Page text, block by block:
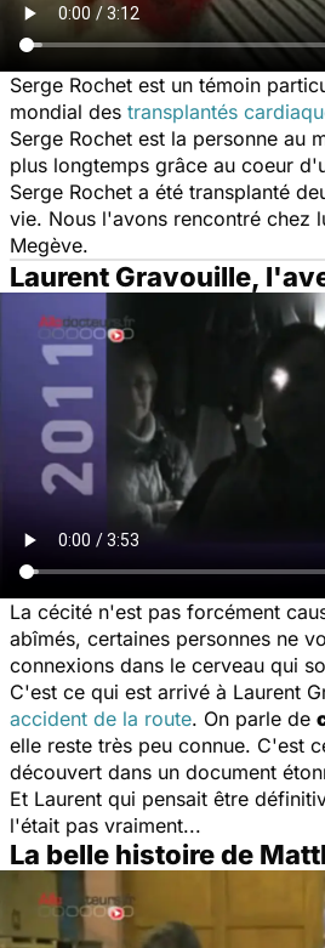
Serge Rochet est un témoin
mondial des transplantés
Serge Rochet est la personne au
plus longtemps grâce au coeur
Serge Rochet a été transplanté
vie. Nous l'avons rencontré chez
Megève.
Laurent Gravouille,
La cécité n'est pas forcément
abîmés, certaines personnes ne
connexions dans le cerveau qui
C'est ce qui est arrivé à Laurent
accident de la route. On parle de
elle reste très peu connue. C'est
découvert dans un document
Et Laurent qui pensait être
l'était pas vraiment...
La belle histoire de